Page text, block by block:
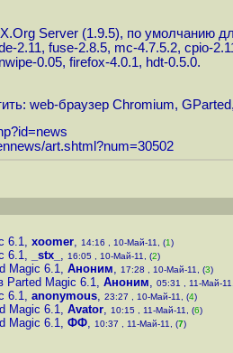
Server (1.9.5), по умолчанию
2.11, fuse-2.8.5, mc-4.7.5.2, cpio-
0.05, firefox-4.0.1, hdt-0.5.0.
web-браузер Chromium,
art.shtml?num=30502
6.1, xoomer, 14:16 , 10-Май-11, (1)
6.1, _stx_ , 16:05 , 10-Май-11, (2)
Magic 6.1, Аноним, 17:28 , 10-Май-11, (3)
Parted Magic 6.1, Аноним, 05:31 , 11-Май-
6.1, anonymous, 23:27 , 10-Май-11, (4)
Magic 6.1, Avator, 10:15 , 11-Май-11, (6)
Magic 6.1, ФФ, 10:37 , 11-Май-11, (7)